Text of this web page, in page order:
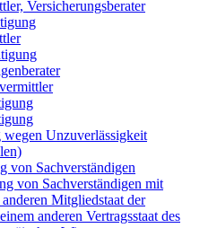
Versicherungsberater
wegen Unzuverlässigkeit
von Sachverständigen
von Sachverständigen mit
Mitgliedstaat der
anderen Vertragsstaat des